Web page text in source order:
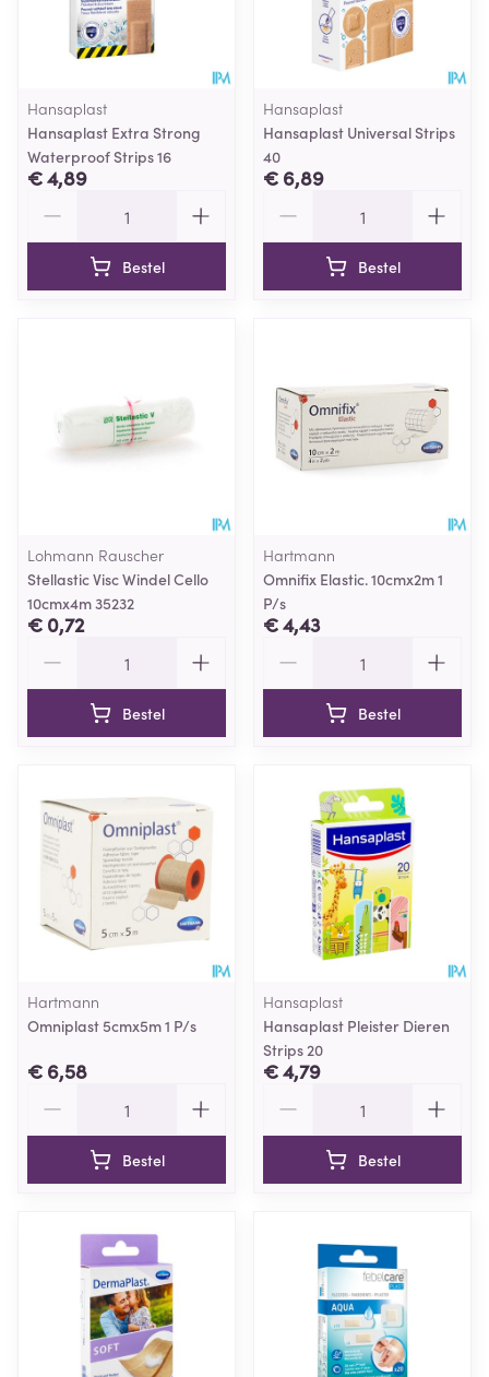
Hansaplast
Hansaplast Extra Strong
Waterproof Strips 16
€ 4,89
Bestel
Hansaplast
Hansaplast Universal Strips
40
€ 6,89
Bestel
Lohmann Rauscher
Stellastic Visc Windel Cello
10cmx4m 35232
€ 0,72
Bestel
Hartmann
Omnifix Elastic. 10cmx2m 1
P/s
€ 4,43
Bestel
Hartmann
Omniplast 5cmx5m 1 P/s
€ 6,58
Bestel
Hansaplast
Hansaplast Pleister Dieren
Strips 20
€ 4,79
Bestel